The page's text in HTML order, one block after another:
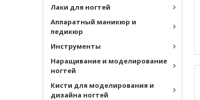
Лаки для ногтей
Аппаратный маникюр и
педикюр
Инструменты
Наращивание и моделирование
ногтей
Кисти для моделирования и
дизайна ногтей